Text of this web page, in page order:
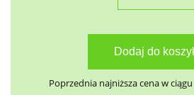
Dodaj do
Poprzednia najniższa cena w